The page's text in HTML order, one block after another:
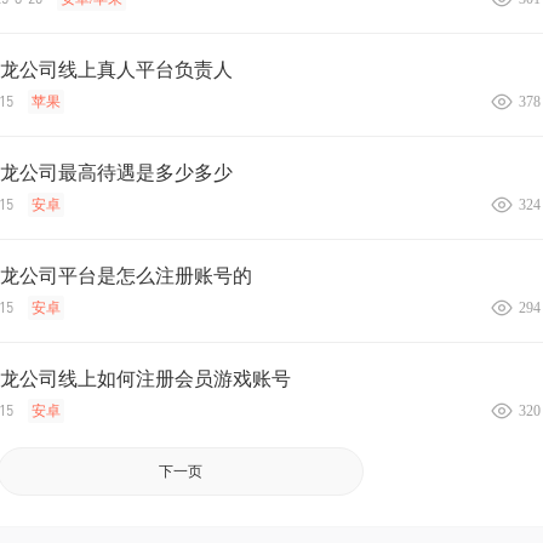
公司线上真人平台负责人
378
苹果
公司最高待遇是多少多少
324
安卓
公司平台是怎么注册账号的
294
安卓
公司线上如何注册会员游戏账号
320
安卓
下一页